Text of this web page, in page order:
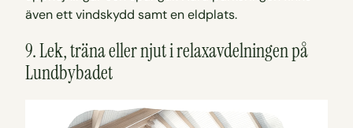
även ett vindskydd samt en eldplats.
9. Lek, träna eller njut i relaxavdelningen på
Lundbybadet